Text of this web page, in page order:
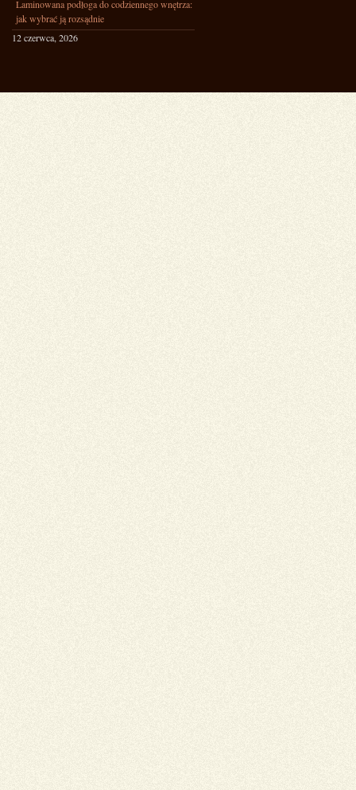
Laminowana podłoga do codziennego wnętrza:
jak wybrać ją rozsądnie
12 czerwca, 2026